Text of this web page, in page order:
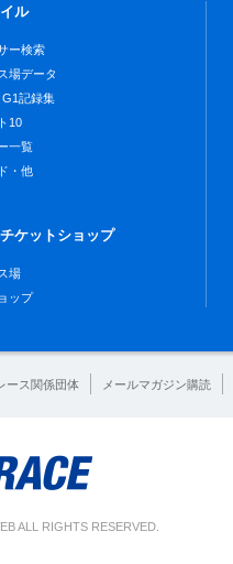
ル
ー検索
場データ
記録集
10
一覧
・他
ケットショップ
場
ップ
ース関係団体 メールマガジン購読
ALL RIGHTS RESERVED.